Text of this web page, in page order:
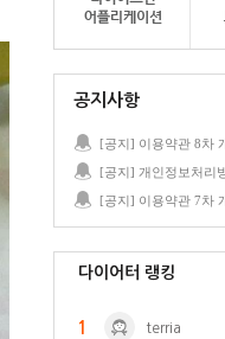
공지사항
[공지] 이용약관 8차
[공지] 이용약관 7차
다이어터 랭킹
1 terria